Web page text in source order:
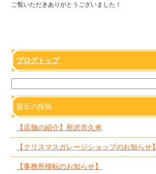
ご覧いただきありがとうございました！
ブログトップ
最近の投稿
【店舗の紹介】所沢市久米
【クリスマスガレージショップのお知らせ】
【事務所移転のお知らせ】